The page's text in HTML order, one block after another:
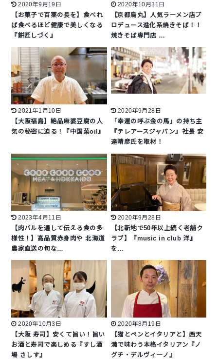
2020年9月19日
【お菓子で百薬の長を】食べれ
ば食べるほど健康で美しくなる
『餅匠しづく』
2020年10月31日
【京都烏丸】人気ラーメン店プ
ロデュース進化系焼きそば！！
焼きそば専門店 …
2021年1月10日
【大阪福島】絶品麻婆豆腐の人
気の秘密に迫る！『中国菜oil』
2020年9月28日
「幸運の呼ぶ金の馬」の持ち主
『テレアースジャパン』社長 安
達晴彦氏を取材！
2023年4月11日
【肉バルを通して伝える食の多
様性！】高品質赤身肉や 北海道
農家直送の旬な…
2020年9月28日
【北新地で50年以上続く老舗ク
ラブ】『music in club 洋』
を…
2020年10月3日
【大阪 寿司】安くて旨い！旨い
お酒と寿司で楽しめる『すし酒
場 さしす』
2020年8月19日
【猫とペンとイタリアと】西天
満で味わう本格イタリアン『ノ
グチ・デルヴィーノ』